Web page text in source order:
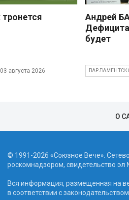
тронется
03 августа 2026
Андрей
будет
О
© 1991-2026 «Союзное Вече».
роскомнадзором, свидетельство
Вся информация, размещенная на
в соответствии с